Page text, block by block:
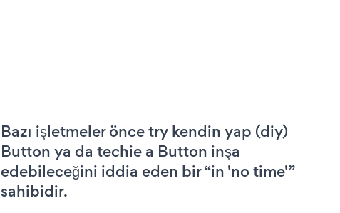
Bazı işletmeler önce try kendin yap (diy)
Button ya da techie a Button inşa
edebileceğini iddia eden bir “in 'no time'”
sahibidir.